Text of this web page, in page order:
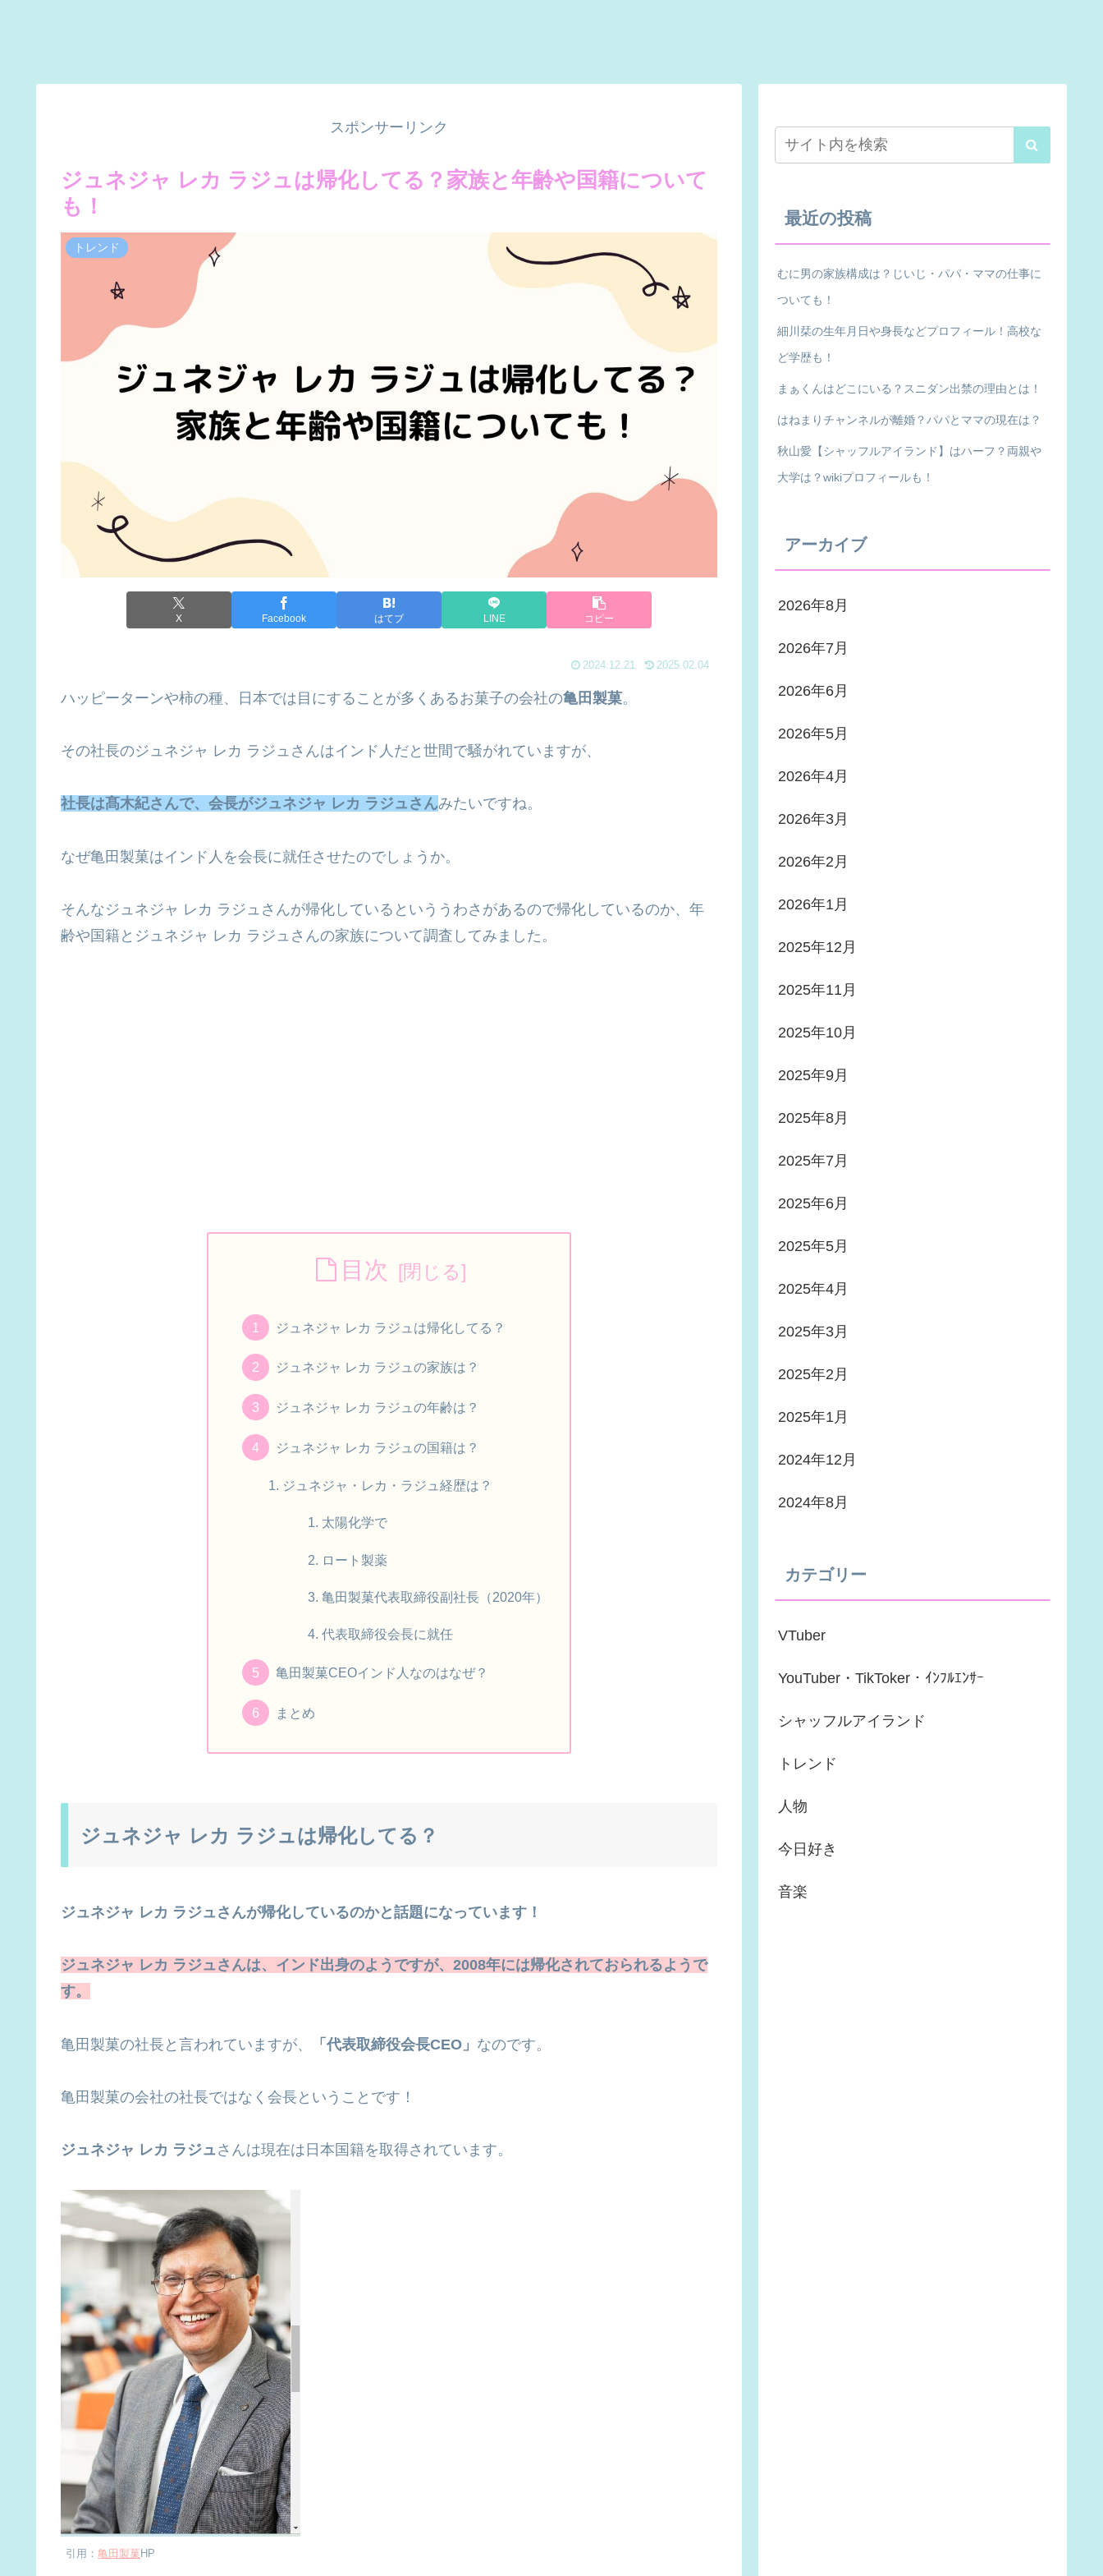
スポンサーリンク
ジュネジャ レカ ラジュは帰化してる？家族と年齢や国籍について
も！
トレンド
X Facebook はてブ LINE コピー
2024.12.21 2025.02.04
ハッピーターンや柿の種、日本では目にすることが多くあるお菓子の会社の亀田製菓。
その社長のジュネジャ レカ ラジュさんはインド人だと世間で騒がれていますが、
社長は髙木紀さんで、会長がジュネジャ レカ ラジュさんみたいですね。
なぜ亀田製菓はインド人を会長に就任させたのでしょうか。
そんなジュネジャ レカ ラジュさんが帰化しているといううわさがあるので帰化しているのか、年
齢や国籍とジュネジャ レカ ラジュさんの家族について調査してみました。
目次
ジュネジャ レカ ラジュは帰化してる？
ジュネジャ レカ ラジュの家族は？
ジュネジャ レカ ラジュの年齢は？
ジュネジャ レカ ラジュの国籍は？
ジュネジャ・レカ・ラジュ経歴は？
太陽化学で
ロート製薬
亀田製菓代表取締役副社長（2020年）
代表取締役会長に就任
亀田製菓CEOインド人なのはなぜ？
まとめ
ジュネジャ レカ ラジュは帰化してる？
ジュネジャ レカ ラジュさんが帰化しているのかと話題になっています！
ジュネジャ レカ ラジュさんは、インド出身のようですが、2008年には帰化されておられるようで
す。
亀田製菓の社長と言われていますが、 「代表取締役会長CEO」 なのです。
亀田製菓の会社の社長ではなく会長ということです！
ジュネジャ レカ ラジュさんは現在は日本国籍を取得されています。
引用： 亀田製菓 HP
最近の投稿
むに男の家族構成は？じいじ・パパ・ママの仕事に
ついても！
細川栞の生年月日や身長などプロフィール！高校な
ど学歴も！
まぁくんはどこにいる？スニダン出禁の理由とは！
はねまりチャンネルが離婚？パパとママの現在は？
秋山愛【シャッフルアイランド】はハーフ？両親や
大学は？wikiプロフィールも！
アーカイブ
2026年8月
2026年7月
2026年6月
2026年5月
2026年4月
2026年3月
2026年2月
2026年1月
2025年12月
2025年11月
2025年10月
2025年9月
2025年8月
2025年7月
2025年6月
2025年5月
2025年4月
2025年3月
2025年2月
2025年1月
2024年12月
2024年8月
カテゴリー
VTuber
YouTuber・TikToker・ｲﾝﾌﾙｴﾝｻｰ
シャッフルアイランド
トレンド
人物
今日好き
音楽